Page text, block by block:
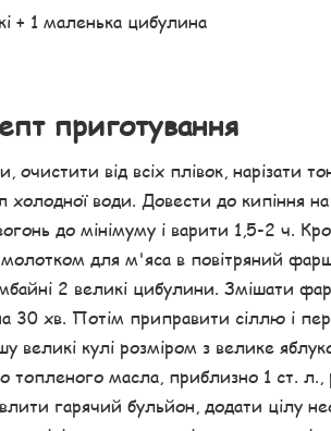
+ 1 маленька цибулина
приготування
очистити від всіх плівок, нарізати
холодної води. Довести до кипіння
до мінімуму і варити 1,5-2 ч.
для м'яса в повітряний
2 великі цибулини. Змішати
30 хв. Потім приправити сіллю і
великі кулі розміром з велике
топленого масла, приблизно 1 ст. л.,
гарячий бульйон, додати цілу